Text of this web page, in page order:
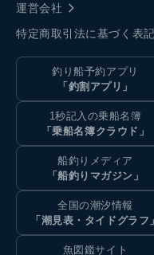
運営会社
特定商取引法に基づく表記
釣り船予約アプリ
「釣割アプリ」
1秒記入の乗船名簿
「乗船名簿クラウド」
船釣りメディア
「船釣りマガジン」
全国の潮汐情報
「潮見表・タイドグラフ」
魚図鑑サイト